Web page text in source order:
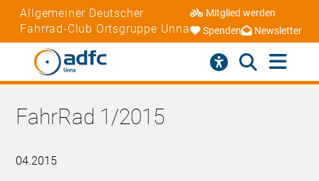
Allgemeiner Deutscher
Fahrrad-Club Ortsgruppe Unna
Mitglied werden
Spenden
Newsletter
FahrRad 1/2015
04.2015